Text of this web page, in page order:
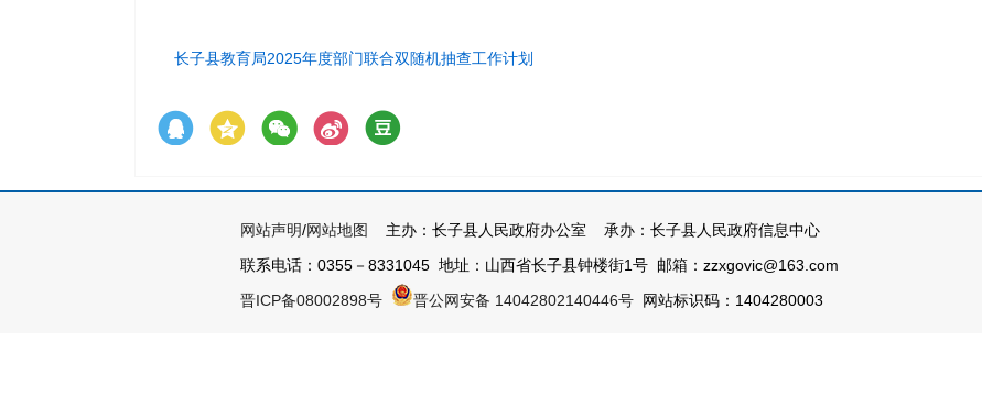
长子县教育局2025年度部门联合双随机抽查工作计划
网站声明/网站地图
主办：长子县人民政府办公室 承办：长子县人民政府信息中心
联系电话：0355－8331045 地址：山西省长子县钟楼街1号 邮箱：zzxgovic@163.com
晋ICP备08002898号
晋公网安备 14042802140446号 网站标识码：1404280003